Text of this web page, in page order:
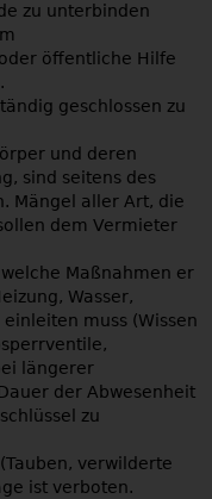
zu unterbinden
öffentliche Hilfe
geschlossen zu
und deren
sind seitens des
Mängel aller Art, die
dem Vermieter
Maßnahmen er
Wasser,
muss (Wissen
längerer
der Abwesenheit
zu
verwilderte
ist verboten.